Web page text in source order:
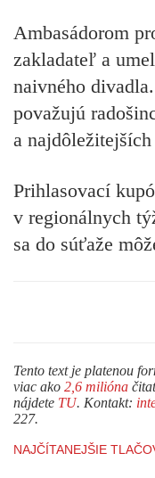
Ambasádorom
zakladateľ a
naivného
považujú
a
Prihlasovací
v regionálnych
sa do súťaže
Tento text je platenou
viac ako 2,6 milióna
nájdete TU. Kontakt:
227.
NAJČÍTANEJŠIE